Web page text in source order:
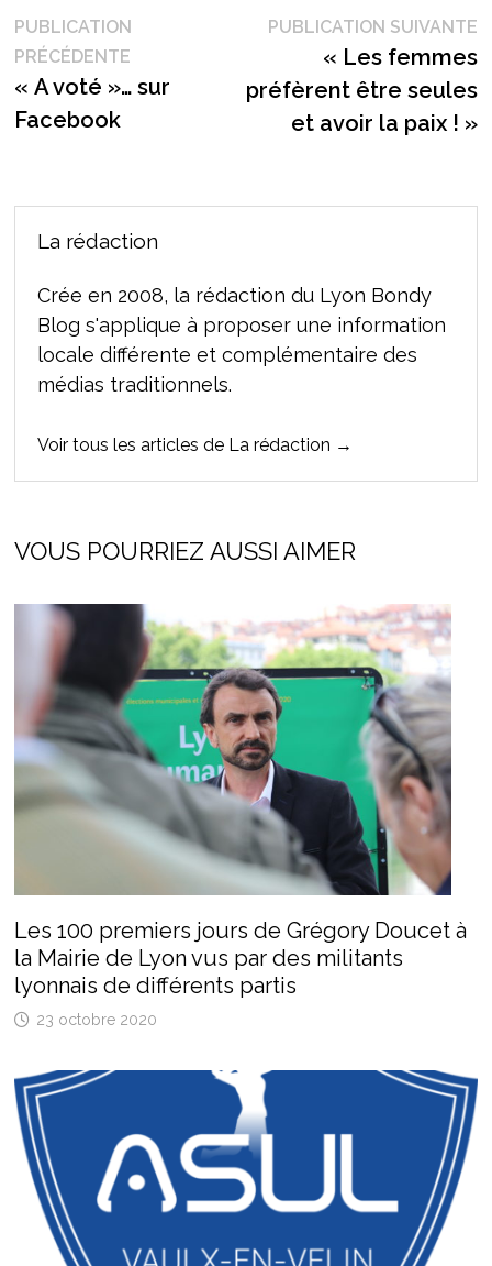
Navigation
de
l’article
PUBLICATION
PRÉCÉDENTEPublication
précédente :
« A voté »… sur
Facebook
PUBLICATION SUIVANTE
« Les femmes
préfèrent être seules
et avoir la paix ! »
La rédaction
Crée en 2008, la rédaction du Lyon Bondy
Blog s'applique à proposer une information
locale différente et complémentaire des
médias traditionnels.
Voir tous les articles de La rédaction →
VOUS POURRIEZ AUSSI AIMER
Les 100 premiers jours de Grégory Doucet à
la Mairie de Lyon vus par des militants
lyonnais de différents partis
23 octobre 2020